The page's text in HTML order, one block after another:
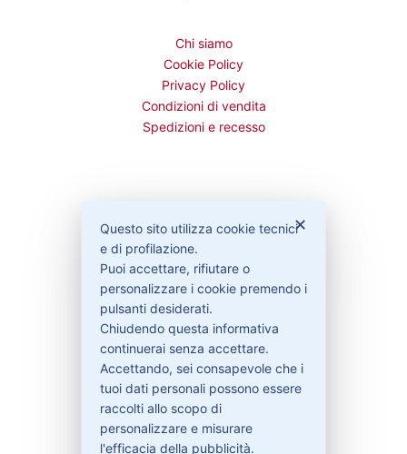
Chi siamo
Cookie Policy
Privacy Policy
Condizioni di vendita
Spedizioni e recesso
Contattaci
Garanzie
Contatti
329-30.78.513
✕
Questo sito utilizza cookie tecnici
e di profilazione.
Puoi accettare, rifiutare o
personalizzare i cookie premendo i
pulsanti desiderati.
Chiudendo questa informativa
continuerai senza accettare.
Accettando, sei consapevole che i
tuoi dati personali possono essere
raccolti allo scopo di
personalizzare e misurare
l'efficacia della pubblicità.